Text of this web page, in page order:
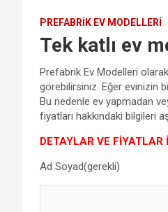
PREFABRIK EV MODELLERI
Tek katlı ev
Prefabrik Ev Modelleri
görebilirsiniz. Eğer evinizin
Bu nedenle ev yapmadan
fiyatları hakkındaki bilgileri
DETAYLAR VE FİYATLAR
Ad Soyad(gerekli)